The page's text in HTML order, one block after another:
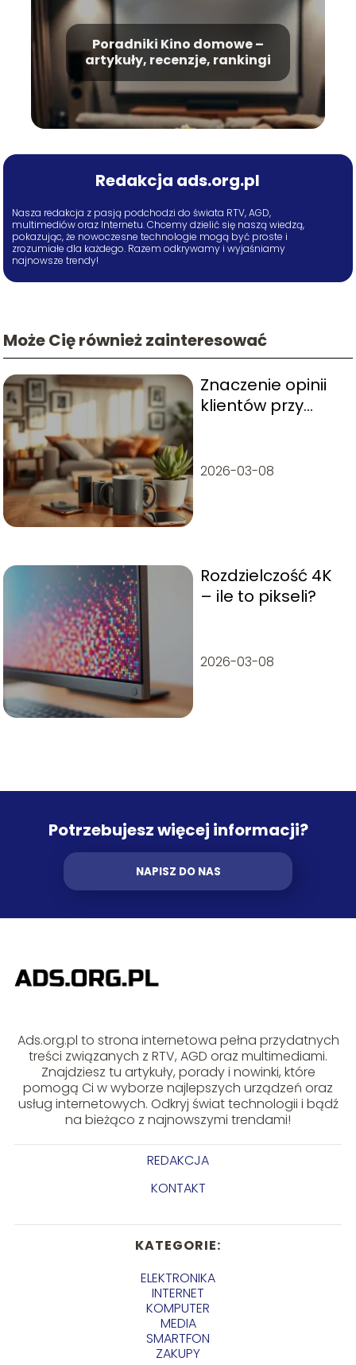
Poradniki Kino domowe –
artykuły, recenzje, rankingi
Redakcja ads.org.pl
Nasza redakcja z pasją podchodzi do świata RTV, AGD,
multimediów oraz Internetu. Chcemy dzielić się naszą wiedzą,
pokazując, że nowoczesne technologie mogą być proste i
zrozumiałe dla każdego. Razem odkrywamy i wyjaśniamy
najnowsze trendy!
Może Cię również zainteresować
Znaczenie opinii
klientów przy
znać?
2026-03-08
Rozdzielczość 4K
– ile to pikseli?
2026-03-08
Potrzebujesz więcej informacji?
NAPISZ DO NAS
Ads.org.pl to strona internetowa pełna przydatnych
treści związanych z RTV, AGD oraz multimediami.
Znajdziesz tu artykuły, porady i nowinki, które
pomogą Ci w wyborze najlepszych urządzeń oraz
usług internetowych. Odkryj świat technologii i bądź
na bieżąco z najnowszymi trendami!
REDAKCJA
KONTAKT
KATEGORIE:
ELEKTRONIKA
INTERNET
KOMPUTER
MEDIA
SMARTFON
ZAKUPY